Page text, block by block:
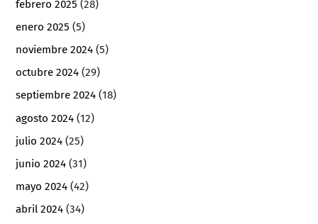
febrero 2025 (28)
enero 2025 (5)
noviembre 2024 (5)
octubre 2024 (29)
septiembre 2024 (18)
agosto 2024 (12)
julio 2024 (25)
junio 2024 (31)
mayo 2024 (42)
abril 2024 (34)